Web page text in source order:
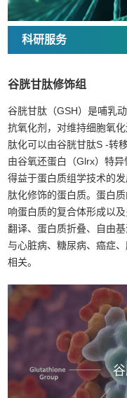
科研服务
谷胱甘肽修饰组
谷胱甘肽（GSH）是哺乳
抗氧化剂，对维持细胞氧
肽化可以由谷胱甘肽S -转
由谷氧还蛋白（Glrx）特异
得益于蛋白质组学技术的
肽化修饰的蛋白质。蛋白
响蛋白质的复合体形成以
翻译、蛋白质折叠、自由
与心脏病、糖尿病、癌症
相关。